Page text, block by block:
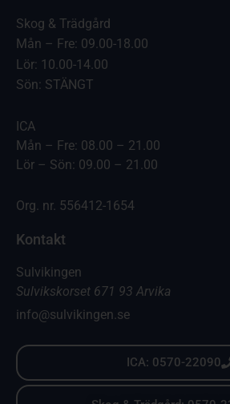
Skog & Trädgård
Mån – Fre: 09.00-18.00
Lör: 10.00-14.00
Sön: STÄNGT
ICA
Mån – Fre: 08.00 – 21.00
Lör – Sön: 09.00 – 21.00
Org. nr. 556412-1654
Kontakt
Sulvikingen
Sulvikskorset 671 93 Arvika
info@sulvikingen.se
ICA: 0570-22090